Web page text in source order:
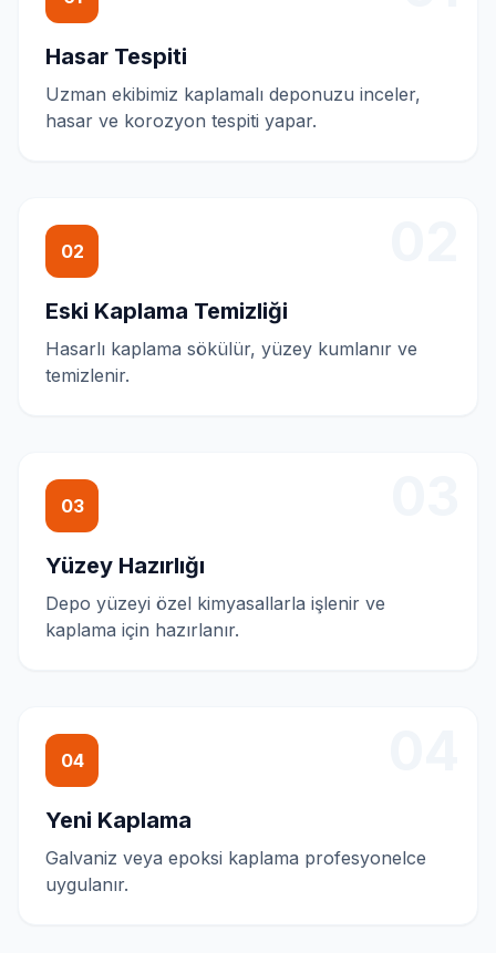
Hasar Tespiti
Uzman ekibimiz kaplamalı deponuzu inceler,
hasar ve korozyon tespiti yapar.
02
Eski Kaplama Temizliği
Hasarlı kaplama sökülür, yüzey kumlanır ve
temizlenir.
03
Yüzey Hazırlığı
Depo yüzeyi özel kimyasallarla işlenir ve
kaplama için hazırlanır.
04
Yeni Kaplama
Galvaniz veya epoksi kaplama profesyonelce
uygulanır.